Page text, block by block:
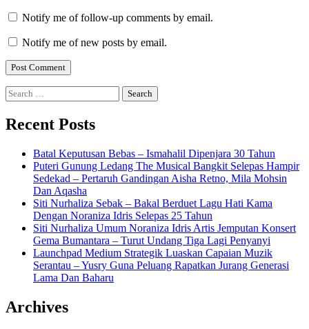
Notify me of follow-up comments by email.
Notify me of new posts by email.
Search
for:
Recent Posts
Batal Keputusan Bebas – Ismahalil Dipenjara 30 Tahun
Puteri Gunung Ledang The Musical Bangkit Selepas Hampir
Sedekad – Pertaruh Gandingan Aisha Retno, Mila Mohsin
Dan Aqasha
Siti Nurhaliza Sebak – Bakal Berduet Lagu Hati Kama
Dengan Noraniza Idris Selepas 25 Tahun
Siti Nurhaliza Umum Noraniza Idris Artis Jemputan Konsert
Gema Bumantara – Turut Undang Tiga Lagi Penyanyi
Launchpad Medium Strategik Luaskan Capaian Muzik
Serantau – Yusry Guna Peluang Rapatkan Jurang Generasi
Lama Dan Baharu
Archives